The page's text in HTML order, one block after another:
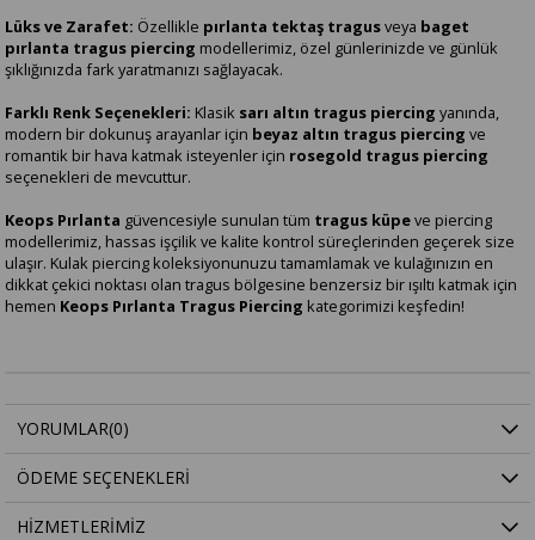
Lüks ve Zarafet: Özellikle pırlanta tektaş tragusveya baget
pırlanta tragus piercing modellerimiz, özel günlerinizde ve günlük
şıklığınızda fark yaratmanızı sağlayacak.
Farklı Renk Seçenekleri: Klasik sarı altın tragus piercing yanında,
modern bir dokunuş arayanlar için beyaz altın tragus piercing ve
romantik bir hava katmak isteyenler için rosegold tragus piercing
seçenekleri de mevcuttur.
Keops Pırlanta güvencesiyle sunulan tüm tragus küpeve piercing
modellerimiz, hassas işçilik ve kalite kontrol süreçlerinden geçerek size
ulaşır. Kulak piercing koleksiyonunuzu tamamlamak ve kulağınızın en
dikkat çekici noktası olan tragus bölgesine benzersiz bir ışıltı katmak için
hemen Keops Pırlanta Tragus Piercing kategorimizi keşfedin!
YORUMLAR(0)
ÖDEME SEÇENEKLERI
HIZMETLERIMIZ